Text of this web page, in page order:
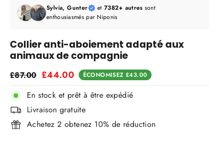
Sylvia, Gunter et 7382+ autres sont
enthousiasmés par Niponis
Collier anti-aboiement adapté aux
animaux de compagnie
Prix
régulier
£87.00 Prix
réduit
£44.00 ÉCONOMISEZ£43.00
Jaune Bleu
En stock et prêt à être expédié
Livraison gratuite
Achetez 2 obtenez 10% de réduction